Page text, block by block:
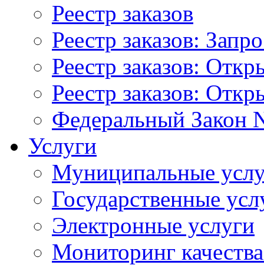
Реестр заказов
Реестр заказов:
Реестр заказов:
Реестр заказов:
Федеральный Закон
Услуги
Муниципальные
Государственные
Электронные услуги
Мониторинг